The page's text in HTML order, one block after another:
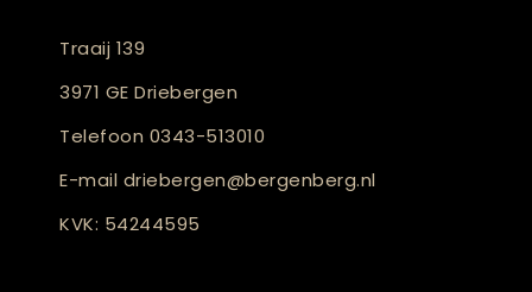
Traaij 139
3971 GE Driebergen
Telefoon 0343-513010
E-mail driebergen@bergenberg.nl
KVK: 54244595